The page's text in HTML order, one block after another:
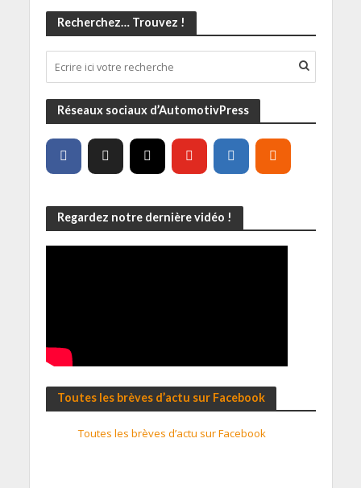
Recherchez… Trouvez !
Réseaux sociaux d’AutomotivPress
Regardez notre dernière vidéo !
Toutes les brèves d’actu sur Facebook
Toutes les brèves d’actu sur Facebook